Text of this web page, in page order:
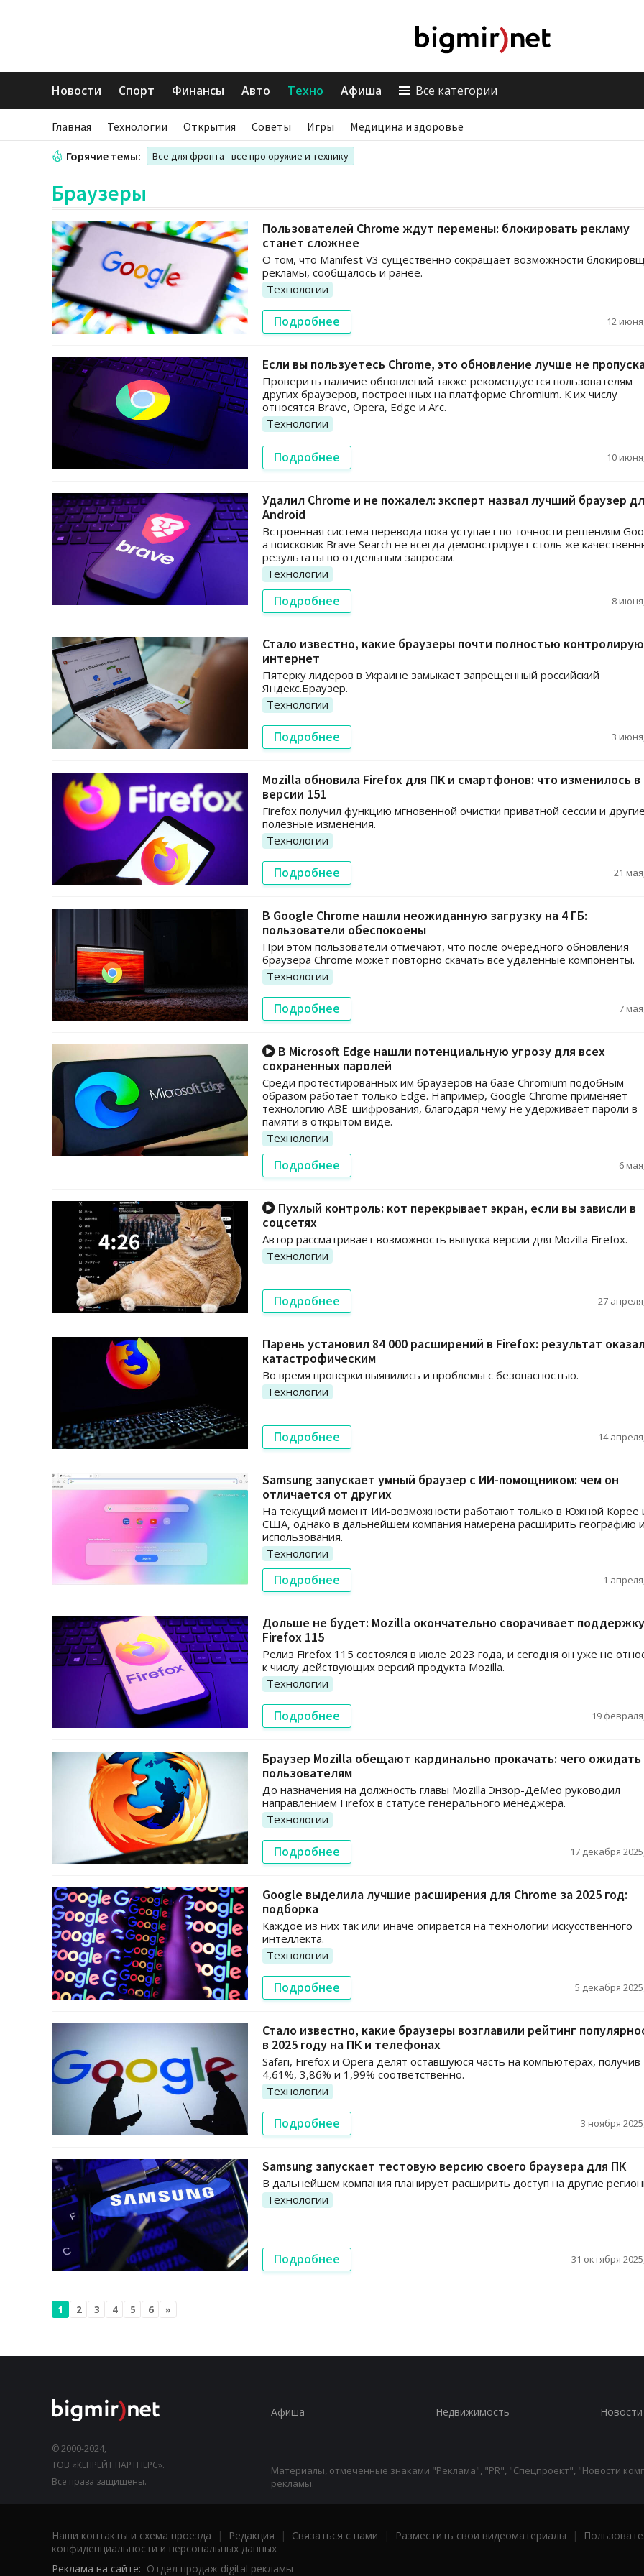
Новости Спорт Финансы Авто Техно Афиша Все категории
Главная Технологии Открытия Советы Игры Медицина и здоровье
Горячие темы: Все для фронта - все про оружие и технику
Браузеры
Пользователей Chrome ждут перемены: блокировать рекламу
станет сложнее
О том, что Manifest V3 существенно сокращает возможности
рекламы, сообщалось и ранее.
Технологии
Подробнее 12
Если вы пользуетесь Chrome, это обновление лучше не
Проверить наличие обновлений также рекомендуется пользователям
других браузеров, построенных на платформе Chromium. К их числу
относятся Brave, Opera, Edge и Arc.
Технологии
Подробнее 10
Удалил Chrome и не пожалел: эксперт назвал лучший браузер
Android
Встроенная система перевода пока уступает по точности решениям
а поисковик Brave Search не всегда демонстрирует столь же
результаты по отдельным запросам.
Технологии
Подробнее 8
Стало известно, какие браузеры почти полностью
интернет
Пятерку лидеров в Украине замыкает запрещенный российский
Яндекс.Браузер.
Технологии
Подробнее 3
Mozilla обновила Firefox для ПК и смартфонов: что изменилось в
версии 151
Firefox получил функцию мгновенной очистки приватной сессии и другие
полезные изменения.
Технологии
Подробнее 21
В Google Chrome нашли неожиданную загрузку на 4 ГБ:
пользователи обеспокоены
При этом пользователи отмечают, что после очередного обновления
браузера Chrome может повторно скачать все удаленные компоненты.
Технологии
Подробнее 7
В Microsoft Edge нашли потенциальную угрозу для всех
сохраненных паролей
Среди протестированных им браузеров на базе Chromium подобным
образом работает только Edge. Например, Google Chrome применяет
технологию ABE-шифрования, благодаря чему не удерживает пароли в
памяти в открытом виде.
Технологии
Подробнее 6
Пухлый контроль: кот перекрывает экран, если вы зависли в
соцсетях
Автор рассматривает возможность выпуска версии для Mozilla Firefox.
Технологии
Подробнее 27
Парень установил 84 000 расширений в Firefox: результат
катастрофическим
Во время проверки выявились и проблемы с безопасностью.
Технологии
Подробнее 14
Samsung запускает умный браузер с ИИ-помощником: чем он
отличается от других
На текущий момент ИИ-возможности работают только в Южной Корее
США, однако в дальнейшем компания намерена расширить географию
использования.
Технологии
Подробнее 1
Дольше не будет: Mozilla окончательно сворачивает поддержку
Firefox 115
Релиз Firefox 115 состоялся в июле 2023 года, и сегодня он уже не
к числу действующих версий продукта Mozilla.
Технологии
Подробнее 19
Браузер Mozilla обещают кардинально прокачать: чего ожидать
пользователям
До назначения на должность главы Mozilla Энзор-ДеМео руководил
направлением Firefox в статусе генерального менеджера.
Технологии
Подробнее 17 декабря
Google выделила лучшие расширения для Chrome за 2025 год:
подборка
Каждое из них так или иначе опирается на технологии искусственного
интеллекта.
Технологии
Подробнее 5 декабря
Стало известно, какие браузеры возглавили рейтинг
в 2025 году на ПК и телефонах
Safari, Firefox и Opera делят оставшуюся часть на компьютерах, получив
4,61%, 3,86% и 1,99% соответственно.
Технологии
Подробнее 3 ноября
Samsung запускает тестовую версию своего браузера для ПК
В дальнейшем компания планирует расширить доступ на другие
Технологии
Подробнее 31 октября
1 2 3 4 5 6 »
© 2000-2024,
ТОВ «КЕПРЕЙТ ПАРТНЕРС».
Все права защищены.
Афиша Недвижимость Новости
Материалы, отмеченные знаками "Реклама", "PR", "Спецпроект", "Новости
рекламы.
Наши контакты и схема проезда | Редакция | Связаться с нами | Разместить свои видеоматериалы |
конфиденциальности и персональных данных
Реклама на сайте: Отдел продаж digital рекламы